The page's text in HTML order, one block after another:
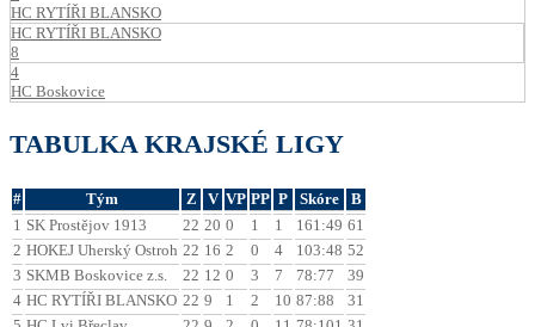
HC RYTÍŘI BLANSKO
HC RYTÍŘI BLANSKO
8
4
HC Boskovice
TABULKA KRAJSKÉ LIGY
# Tým Z V VP PP P Skóre
B
1 SK Prostějov 1913 22 20 0 1 1 161:49 61
2 HOKEJ Uherský Ostroh 22 16 2 0 4 103:48 52
3 SKMB Boskovice z.s. 22 12 0 3 7 78:77
39
4 HC RYTÍŘI BLANSKO 22 9 1 2 10 87:88
31